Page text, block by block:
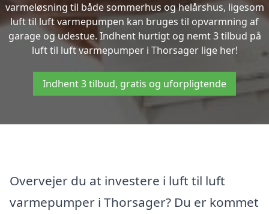
varmeløsning til både sommerhus og helårshus, ligesom
luft til luft varmepumpen kan bruges til opvarmning af
garage og udestue. Indhent hurtigt og nemt 3 tilbud på
luft til luft varmepumper i Thorsager lige her!
Indhent 3 tilbud, gratis og uforpligtende
Overvejer du at investere i luft til luft
varmepumper i Thorsager? Du er kommet